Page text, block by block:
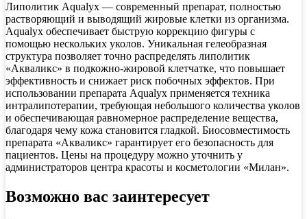
Липолитик Aqualyx — современный препарат, полностью
растворяющий и выводящий жировые клетки из организма.
Aqualyx обеспечивает быструю коррекцию фигуры с
помощью нескольких уколов. Уникальная гелеобразная
структура позволяет точно распределять липолитик
«Акваликс» в подкожно-жировой клетчатке, что повышает
эффективность и снижает риск побочных эффектов. При
использовании препарата Aqualyx применяется техника
интралипотерапии, требующая небольшого количества уколов
и обеспечивающая равномерное распределение вещества,
благодаря чему кожа становится гладкой. Биосовместимость
препарата «Акваликс» гарантирует его безопасность для
пациентов. Цены на процедуру можно уточнить у
администраторов центра красоты и косметологии «Милан».
Возможно вас заинтересует